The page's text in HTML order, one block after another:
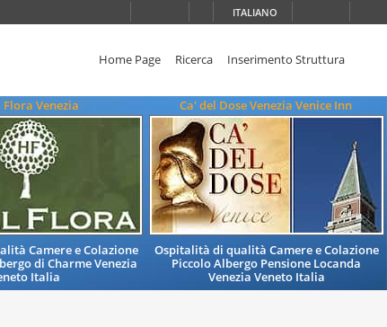
ITALIANO
Home Page Ricerca Inserimento Struttura
Venezia
Camere e Colazione
di Charme Venezia
Italia
Ca' del Dose Venezia Venice Inn
Ospitalità di qualità Camere e Colazione
Piccolo Albergo Pensione Locanda
Venezia Veneto Italia